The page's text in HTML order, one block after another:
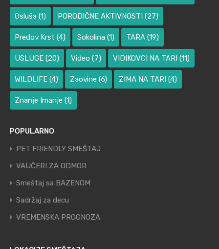
Osluša (1) PORODIČNE AKTIVNOSTI (27)
Predov Krst (4) Sokolina (1) TARA (19)
USLUGE (20) Video (7) VIDIKOVCI NA TARI (11)
WILDLIFE (4) Zaovine (6) ZIMA NA TARI (4)
Znanje Imanje (1)
POPULARNO
PET FRIENDLY SMEŠTAJ
VAUČERI ZA ODMOR
Smeštaj sa BAZENOM
Sadržaj za decu
VREMENSKA PROGNOZA